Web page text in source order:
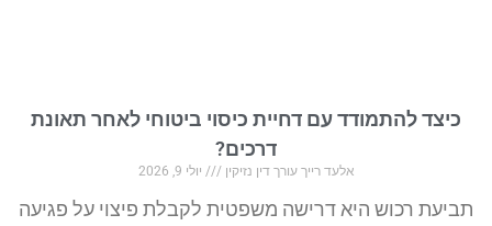
כיצד להתמודד עם דחיית כיסוי ביטוחי לאחר תאונת
דרכים?
אלעד רייך עורך דין נזיקין יולי 9, 2026
תביעת רכוש היא דרישה משפטית לקבלת פיצוי על פגיעה